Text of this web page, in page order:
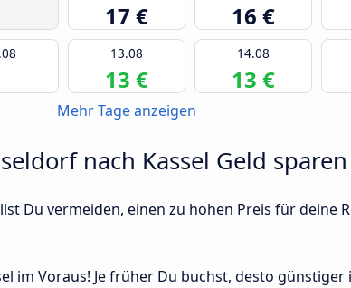
17 € 16 €
13.08
13 €
14.08
13 €
Mehr Tage anzeigen
nach Kassel Geld
Du vermeiden, einen zu hohen Preis für deine
im Voraus! Je früher Du buchst, desto günstiger